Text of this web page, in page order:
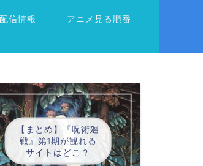
信情報 アニメ見る順番
【まとめ】『呪術廻
戦』第1期が観れる
サイトはどこ？